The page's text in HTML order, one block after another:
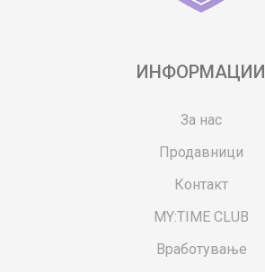
ИНФОРМАЦИИ
За нас
Продавници
Контакт
MY:TIME CLUB
Вработување